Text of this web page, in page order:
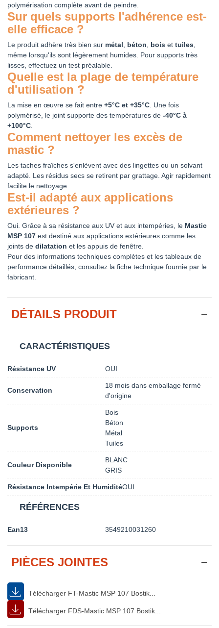
polymérisation complète avant de peindre.
Sur quels supports l'adhérence est-
elle efficace ?
Le produit adhère très bien sur métal béton bois et tuiles
même lorsqu'ils sont légèrement humides. Pour supports très
lisses, effectuez un test préalable.
Quelle est la plage de température
d'utilisation ?
La mise en œuvre se fait entre +5°C et +35°C . Une fois
polymérisé, le joint supporte des températures de -40°C à
+100°C
Comment nettoyer les excès de
mastic ?
Les taches fraîches s'enlèvent avec des lingettes ou un solvant
adapté. Les résidus secs se retirent par grattage. Agir rapidement
facilite le nettoyage.
Est-il adapté aux applications
extérieures ?
Oui. Grâce à sa résistance aux UV et aux intempéries, le Mastic
MSP 107 est destiné aux applications extérieures comme les
joints de dilatation et les appuis de fenêtre.
Pour des informations techniques complètes et les tableaux de
performance détaillés, consultez la fiche technique fournie par le
fabricant.
DÉTAILS PRODUIT
CARACTÉRISTIQUES
Résistance UV OUI
Conservation
18 mois dans emballage fermé
d'origine
Supports
Bois
Béton
Métal
Tuiles
Couleur Disponible
BLANC
GRIS
Résistance Intempérie Et HumiditéOUI
RÉFÉRENCES
Ean13 3549210031260
PIÈCES JOINTES
Télécharger FT-Mastic MSP 107 Bostik...
Télécharger FDS-Mastic MSP 107 Bostik...